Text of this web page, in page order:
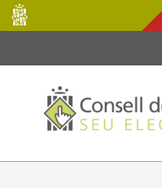
Saltar al contenido principal
Consell
de
Mallorca